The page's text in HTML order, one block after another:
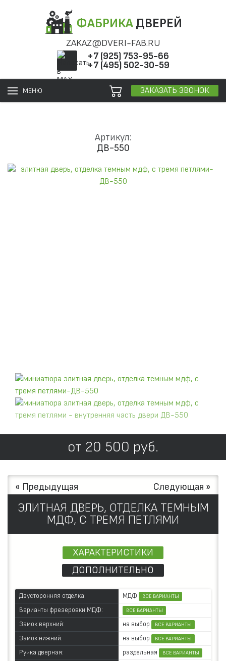
ФАБРИКАДВЕРЕЙ
ZAKAZ@DVERI-FAB.RU
+7 (925) 753-95-66
+7 (495) 502-30-59
МЕНЮ ЗАКАЗАТЬ ЗВОНОК
Артикул:
ДВ-550
от 20 500 руб.
« Предыдущая Следующая »
ЭЛИТНАЯ ДВЕРЬ, ОТДЕЛКА ТЕМНЫМ
МДФ, С ТРЕМЯ ПЕТЛЯМИ
ХАРАКТЕРИСТИКИ
ДОПОЛНИТЕЛЬНО
Двусторонняя отделка: МДФ ВСЕ ВАРИАНТЫ
Варианты фрезеровки МДФ: ВСЕ ВАРИАНТЫ
Замок верхний: на выбор ВСЕ ВАРИАНТЫ
Замок нижний: на выбор ВСЕ ВАРИАНТЫ
Ручка дверная: раздельная ВСЕ ВАРИАНТЫ